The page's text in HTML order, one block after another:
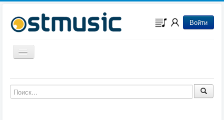
Войти
Включить/выключить навигацию
Музыка из мультфильмов
Музыка из сериалов